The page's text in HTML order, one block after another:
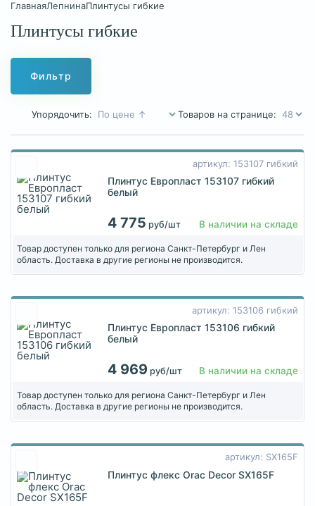
ГлавнаяЛепнинаПлинтусы гибкие
Плинтусы гибкие
Фильтр
Упорядочить: Товаров на странице:
артикул: 153107 гибкий
Плинтус Европласт 153107 гибкий
белый
4 775 руб/шт В наличии на складе
Товар доступен только для региона Санкт-Петербург и Лен
область. Доставка в другие регионы не производится.
артикул: 153106 гибкий
Плинтус Европласт 153106 гибкий
белый
4 969 руб/шт В наличии на складе
Товар доступен только для региона Санкт-Петербург и Лен
область. Доставка в другие регионы не производится.
артикул: SX165F
Плинтус флекс Orac Decor SX165F